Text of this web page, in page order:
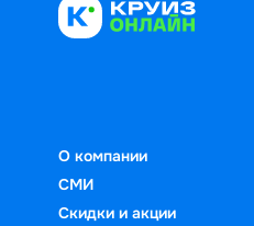
О компании
СМИ
Скидки и акции